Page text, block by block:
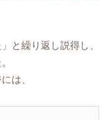
と繰り返し説得し、
は、